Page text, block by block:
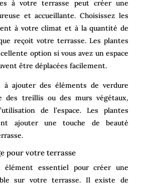
à votre terrasse peut créer une
et accueillante. Choisissez les
à votre climat et à la quantité de
reçoit votre terrasse. Les plantes
option si vous avez un espace
être déplacées facilement.
à ajouter des éléments de verdure
des treillis ou des murs végétaux,
de l’espace. Les plantes
ajouter une touche de beauté
pour votre terrasse
élément essentiel pour créer une
sur votre terrasse. Il existe de